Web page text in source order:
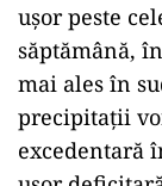
uşor peste
săptămână,
mai ales în
precipitaţii
excedentară